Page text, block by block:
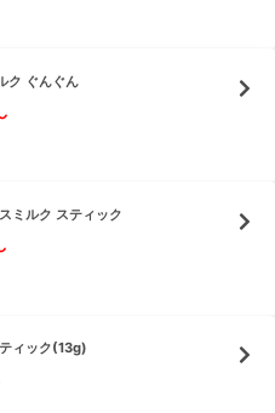
ク ぐんぐん
ミルク スティック
ィック(13g)